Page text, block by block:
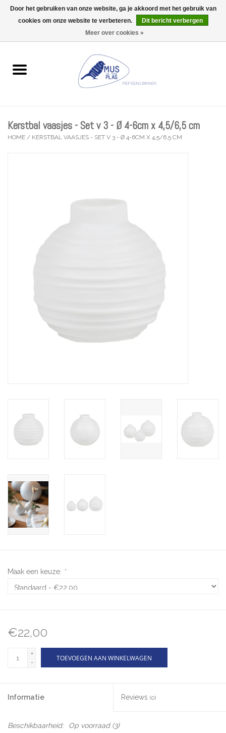
0 Artikelen - €0,00
Wenskaarten
Lifestyle
Cadeaubonnen
Kerstbal vaasjes - Set v 3 - Ø 4-6cm x 4,5/6,5 cm
HOME / KERSTBAL VAASJES - SET V 3 - Ø 4-6CM X 4,5/6,5 CM
Maak een keuze: *
€22,00
+
-
TOEVOEGEN AAN WINKELWAGEN
Informatie Reviews (0)
Beschikbaarheid: Op voorraad(3)
Door het gebruiken van onze website, ga je akkoord met het gebruik van
cookies om onze website te verbeteren.
Dit bericht verbergen
Meer over cookies »
Wij zijn uitzonderlijk gesloten op Do 13/08